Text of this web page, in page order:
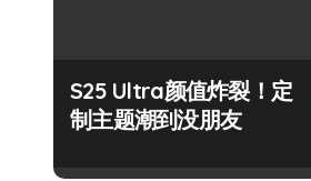
S25 Ultra颜值炸裂！定
制主题潮到没朋友